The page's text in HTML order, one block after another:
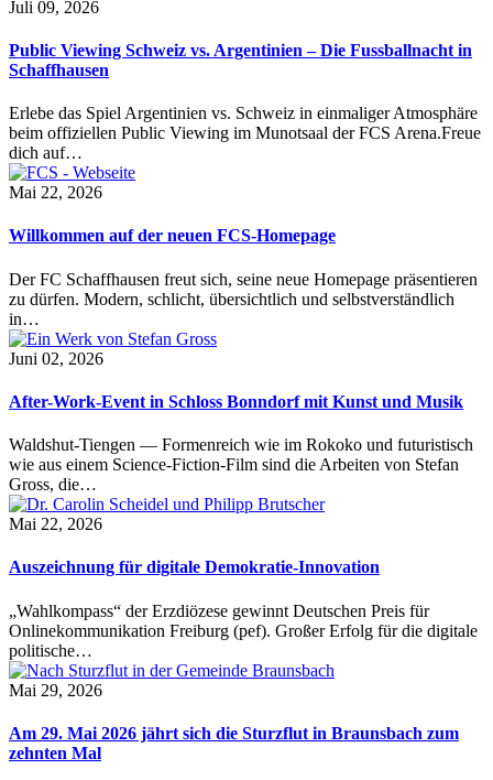
Juli 09, 2026
Public Viewing Schweiz vs. Argentinien – Die Fussballnacht in
Schaffhausen
Erlebe das Spiel Argentinien vs. Schweiz in einmaliger Atmosphäre
beim offiziellen Public Viewing im Munotsaal der FCS Arena.Freue
dich auf…
Mai 22, 2026
Willkommen auf der neuen FCS-Homepage
Der FC Schaffhausen freut sich, seine neue Homepage präsentieren
zu dürfen. Modern, schlicht, übersichtlich und selbstverständlich
in…
Juni 02, 2026
After-Work-Event in Schloss Bonndorf mit Kunst und Musik
Waldshut-Tiengen — Formenreich wie im Rokoko und futuristisch
wie aus einem Science-Fiction-Film sind die Arbeiten von Stefan
Gross, die…
Mai 22, 2026
Auszeichnung für digitale Demokratie-Innovation
„Wahlkompass“ der Erzdiözese gewinnt Deutschen Preis für
Onlinekommunikation Freiburg (pef). Großer Erfolg für die digitale
politische…
Mai 29, 2026
Am 29. Mai 2026 jährt sich die Sturzflut in Braunsbach zum
zehnten Mal